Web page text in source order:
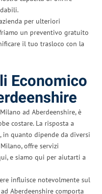
per ulteriori
un preventivo gratuito
il tuo trasloco con la
Economico
ad Aberdeenshire, è
costare. La risposta a
in quanto dipende da diversi
offre servizi
e siamo qui per aiutarti a
influisce notevolmente sul
Aberdeenshire comporta